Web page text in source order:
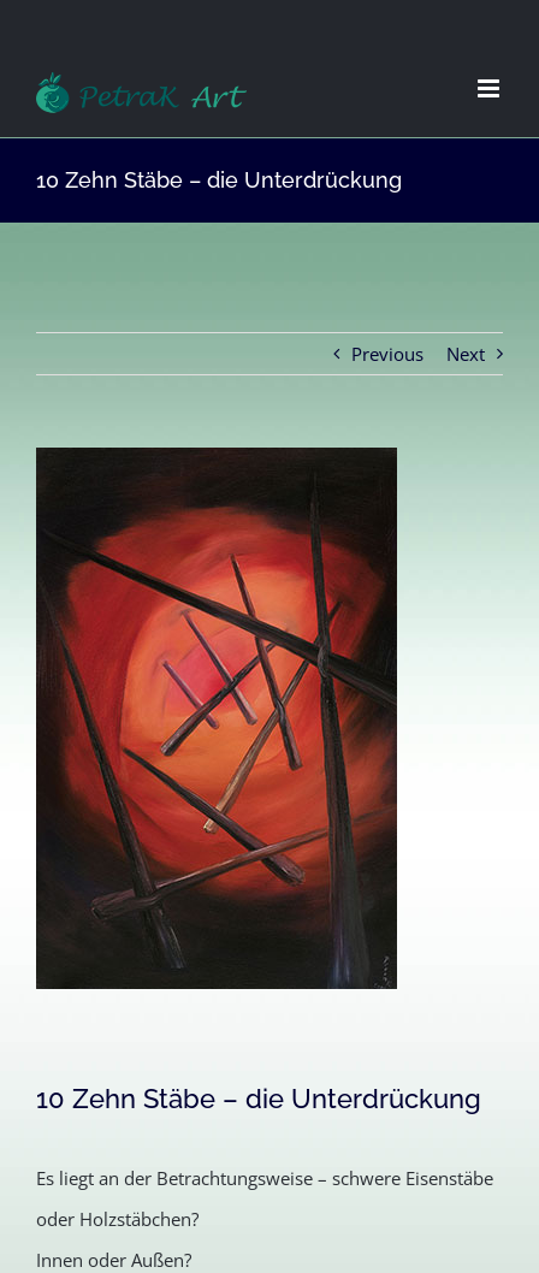
springen
10 Zehn Stäbe – die Unterdrückung
Previous Next
10 Zehn Stäbe – die Unterdrückung
Es liegt an der Betrachtungsweise – schwere Eisenstäbe
oder Holzstäbchen?
Innen oder Außen?